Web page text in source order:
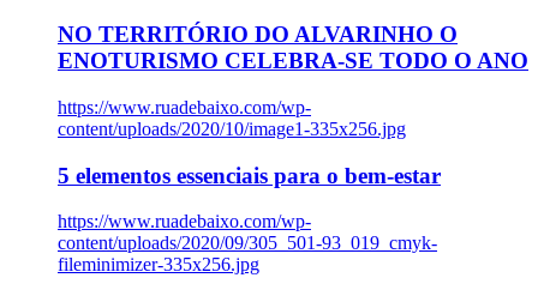
NO TERRITÓRIO DO ALVARINHO O
ENOTURISMO CELEBRA-SE TODO O ANO
https://www.ruadebaixo.com/wp-
content/uploads/2020/10/image1-335x256.jpg
5 elementos essenciais para o bem-estar
https://www.ruadebaixo.com/wp-
content/uploads/2020/09/305_501-93_019_cmyk-
fileminimizer-335x256.jpg